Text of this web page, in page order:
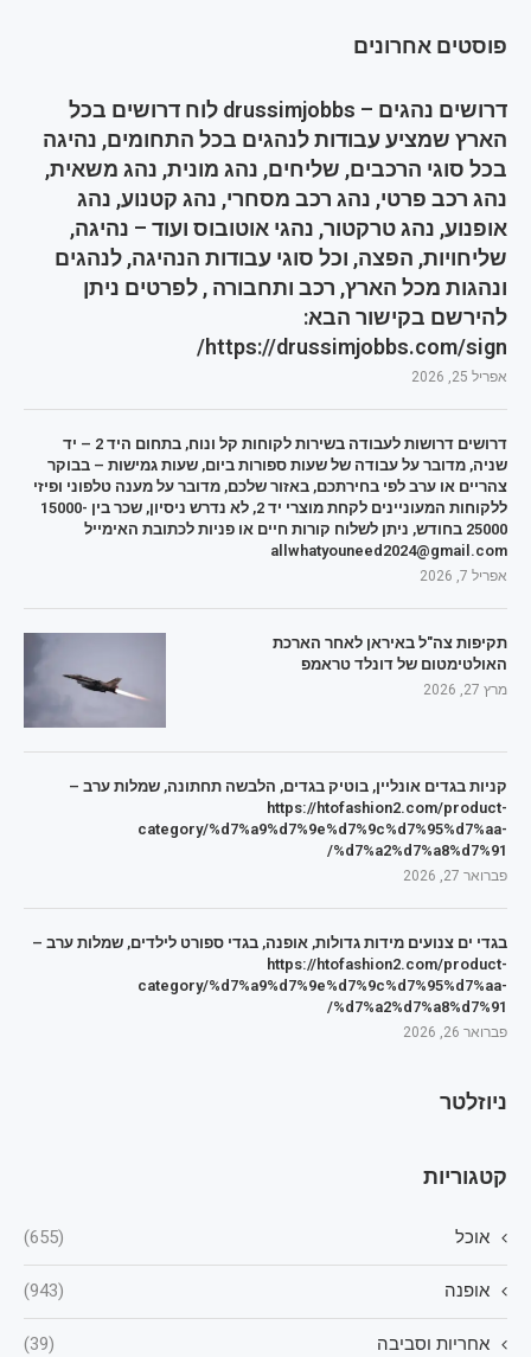
פוסטים אחרונים
דרושים נהגים – drussimjobbs לוח דרושים בכל
הארץ שמציע עבודות לנהגים בכל התחומים, נהיגה
בכל סוגי הרכבים, שליחים, נהג מונית, נהג משאית,
נהג רכב פרטי, נהג רכב מסחרי, נהג קטנוע, נהג
אופנוע, נהג טרקטור, נהגי אוטובוס ועוד – נהיגה,
שליחויות, הפצה, וכל סוגי עבודות הנהיגה, לנהגים
ונהגות מכל הארץ, רכב ותחבורה , לפרטים ניתן
להירשם בקישור הבא:
https://drussimjobbs.com/sign/
אפריל 25, 2026
דרושים דרושות לעבודה בשירות לקוחות קל ונוח, בתחום היד 2 – יד
שניה, מדובר על עבודה של שעות ספורות ביום, שעות גמישות – בבוקר
צהריים או ערב לפי בחירתכם, באזור שלכם, מדובר על מענה טלפוני ופיזי
ללקוחות המעוניינים לקחת מוצרי יד 2, לא נדרש ניסיון, שכר בין 15000-
25000 בחודש, ניתן לשלוח קורות חיים או פניות לכתובת האימייל
allwhatyouneed2024@gmail.com
אפריל 7, 2026
תקיפות צה"ל באיראן לאחר הארכת
האולטימטום של דונלד טראמפ
מרץ 27, 2026
קניות בגדים אונליין, בוטיק בגדים, הלבשה תחתונה, שמלות ערב –
https://htofashion2.com/product-
category/%d7%a9%d7%9e%d7%9c%d7%95%d7%aa-
%d7%a2%d7%a8%d7%91/
פברואר 27, 2026
בגדי ים צנועים מידות גדולות, אופנה, בגדי ספורט לילדים, שמלות ערב –
https://htofashion2.com/product-
category/%d7%a9%d7%9e%d7%9c%d7%95%d7%aa-
%d7%a2%d7%a8%d7%91/
פברואר 26, 2026
ניוזלטר
קטגוריות
אוכל (655)
אופנה (943)
אחריות וסביבה (39)